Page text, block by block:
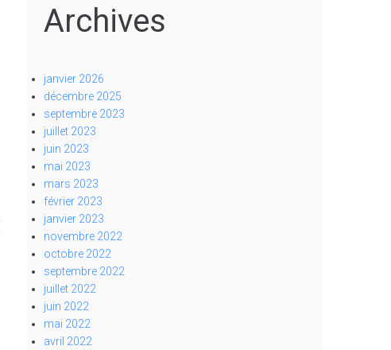
Archives
janvier 2026
décembre 2025
septembre 2023
juillet 2023
juin 2023
mai 2023
mars 2023
février 2023
janvier 2023
novembre 2022
octobre 2022
septembre 2022
juillet 2022
juin 2022
mai 2022
avril 2022